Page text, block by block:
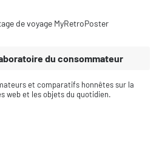
de voyage MyRetroPoster
du consommateur
et comparatifs honnêtes sur la
web et les objets du quotidien.